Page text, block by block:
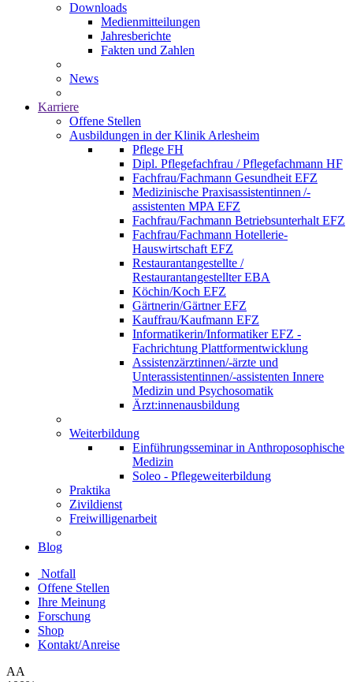
Downloads
Medienmitteilungen
Jahresberichte
Fakten und Zahlen
News
Karriere
Offene Stellen
Ausbildungen in der Klinik Arlesheim
Pflege FH
Dipl. Pflegefachfrau / Pflegefachmann HF
Fachfrau/Fachmann Gesundheit EFZ
Medizinische Praxisassistentinnen /-
assistenten MPA EFZ
Fachfrau/Fachmann Betriebsunterhalt EFZ
Fachfrau/Fachmann Hotellerie-
Hauswirtschaft EFZ
Restaurantangestellte /
Restaurantangestellter EBA
Köchin/Koch EFZ
Gärtnerin/Gärtner EFZ
Kauffrau/Kaufmann EFZ
Informatikerin/Informatiker EFZ -
Fachrichtung Plattformentwicklung
Assistenzärztinnen/-ärzte und
Unterassistentinnen/-assistenten Innere
Medizin und Psychosomatik
Ärzt:innenausbildung
Weiterbildung
Einführungsseminar in Anthroposophische
Medizin
Soleo - Pflegeweiterbildung
Praktika
Zivildienst
Freiwilligenarbeit
Blog
Notfall
Offene Stellen
Ihre Meinung
Forschung
Shop
Kontakt/Anreise
AA